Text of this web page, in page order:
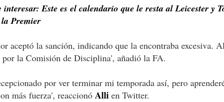
interesar: Este es el calendario que le resta al Leicester y
Premier
aceptó la sanción, indicando que la encontraba excesiva.
por la Comisión de Disciplina', añadió la FA.
por ver terminar mi temporada así, pero
más fuerza', reaccionó Alli en Twitter.